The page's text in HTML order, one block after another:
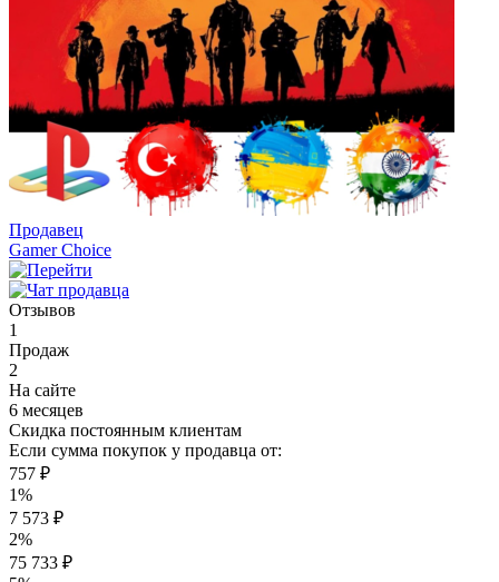
Продавец
Gamer Choice
Отзывов
1
Продаж
2
На сайте
6 месяцев
Скидка постоянным клиентам
Если сумма покупок у продавца от:
757 ₽
1%
7 573 ₽
2%
75 733 ₽